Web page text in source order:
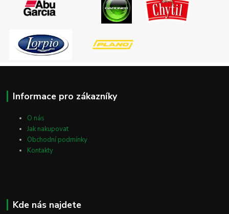
Informace pro zákazníky
O nás
Jak nakupovat
Obchodní podmínky
Kontakty
Kde nás najdete